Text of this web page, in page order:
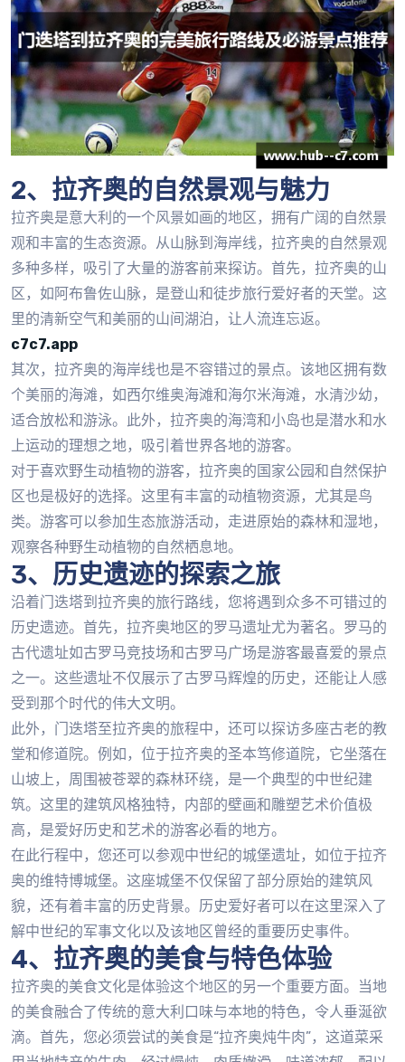
2、拉齐奥的自然景观与魅力
拉齐奥是意大利的一个风景如画的地区，拥有广阔的自然景
观和丰富的生态资源。从山脉到海岸线，拉齐奥的自然景观
多种多样，吸引了大量的游客前来探访。首先，拉齐奥的山
区，如阿布鲁佐山脉，是登山和徒步旅行爱好者的天堂。这
里的清新空气和美丽的山间湖泊，让人流连忘返。
c7c7.app
其次，拉齐奥的海岸线也是不容错过的景点。该地区拥有数
个美丽的海滩，如西尔维奥海滩和海尔米海滩，水清沙幼，
适合放松和游泳。此外，拉齐奥的海湾和小岛也是潜水和水
上运动的理想之地，吸引着世界各地的游客。
对于喜欢野生动植物的游客，拉齐奥的国家公园和自然保护
区也是极好的选择。这里有丰富的动植物资源，尤其是鸟
类。游客可以参加生态旅游活动，走进原始的森林和湿地，
观察各种野生动植物的自然栖息地。
3、历史遗迹的探索之旅
沿着门迭塔到拉齐奥的旅行路线，您将遇到众多不可错过的
历史遗迹。首先，拉齐奥地区的罗马遗址尤为著名。罗马的
古代遗址如古罗马竞技场和古罗马广场是游客最喜爱的景点
之一。这些遗址不仅展示了古罗马辉煌的历史，还能让人感
受到那个时代的伟大文明。
此外，门迭塔至拉齐奥的旅程中，还可以探访多座古老的教
堂和修道院。例如，位于拉齐奥的圣本笃修道院，它坐落在
山坡上，周围被苍翠的森林环绕，是一个典型的中世纪建
筑。这里的建筑风格独特，内部的壁画和雕塑艺术价值极
高，是爱好历史和艺术的游客必看的地方。
在此行程中，您还可以参观中世纪的城堡遗址，如位于拉齐
奥的维特博城堡。这座城堡不仅保留了部分原始的建筑风
貌，还有着丰富的历史背景。历史爱好者可以在这里深入了
解中世纪的军事文化以及该地区曾经的重要历史事件。
4、拉齐奥的美食与特色体验
拉齐奥的美食文化是体验这个地区的另一个重要方面。当地
的美食融合了传统的意大利口味与本地的特色，令人垂涎欲
滴。首先，您必须尝试的美食是“拉齐奥炖牛肉”，这道菜采